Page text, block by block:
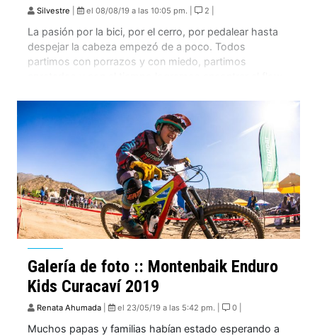
Silvestre el 08/08/19 a las 10:05 pm. | 2 |
La pasión por la bici, por el cerro, por pedalear hasta
despejar la cabeza empezó de a poco. Todos
partimos con porrazos y con miedo, partimos
compartir esta pasión es lo más rico. Pedalear con los
amigos, con […]
Galería de foto :: Montenbaik Enduro
Kids Curacaví 2019
Renata Ahumada el 23/05/19 a las 5:42 pm. | 0 |
Muchos papas y familias habían estado esperando a